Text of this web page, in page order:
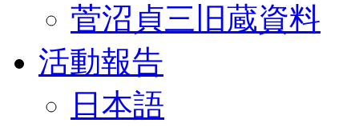
菅沼貞三旧蔵資料
活動報告
日本語